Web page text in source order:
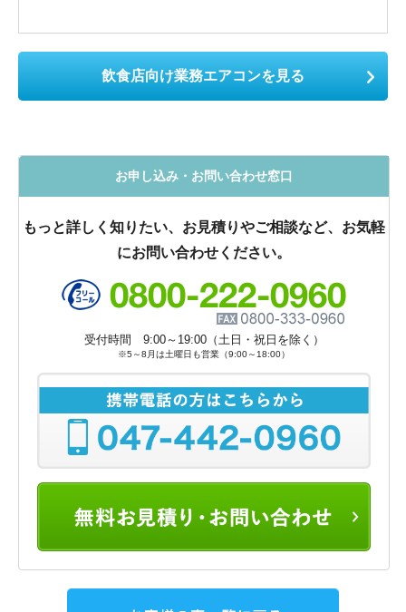
飲食店向け業務エアコンを見る
お申し込み・お問い合わせ窓口
もっと詳しく知りたい、お見積りやご相談など、お気軽
にお問い合わせください。
受付時間 9:00～19:00（土日・祝日を除く）
※5～8月は土曜日も営業（9:00～18:00）